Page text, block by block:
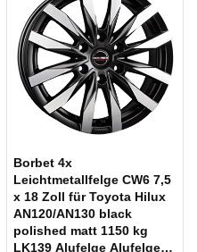
Borbet 4x
Leichtmetallfelge CW6 7,5
x 18 Zoll für Toyota Hilux
AN120/AN130 black
polished matt 1150 kg
LK139 Alufelge Alufelgen